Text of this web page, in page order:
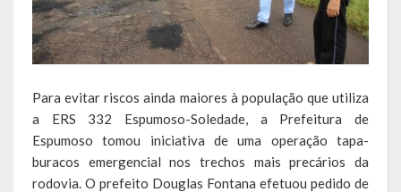
Acompanhamento de Ações e Obras
Secretarias Municipais
Agricultura e Meio Ambiente
Assistência Social e Habitação
Para evitar riscos ainda maiores à população que utiliza
a ERS 332 Espumoso-Soledade, a Prefeitura de
Espumoso tomou iniciativa de uma operação tapa-
buracos emergencial nos trechos mais precários da
rodovia. O prefeito Douglas Fontana efetuou pedido de